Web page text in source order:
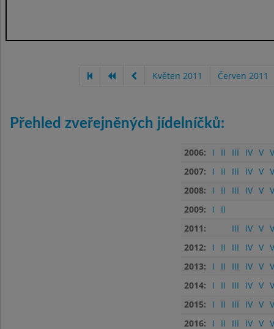
Květen 2011 Červen 2011
Přehled zveřejněných jídelníčků:
2006: I II III IV V
2007:
I II III IV V
2008:
I II III IV V
2009:
I
II
2011:
III IV V
2012:
I II III IV V
2013:
I II III IV V
2014:
I II III IV V
2015:
I II III IV V
2016:
I II III IV V